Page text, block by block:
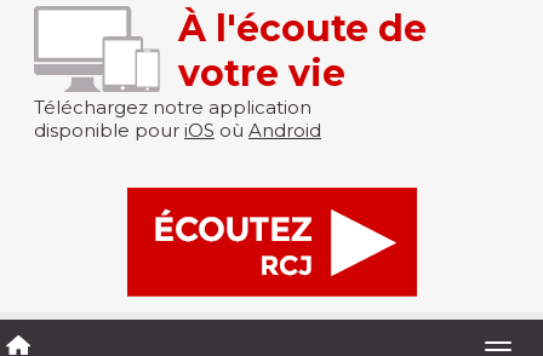
À l'écoute de
votre vie
Téléchargez notre application
disponible pour iOS où Android